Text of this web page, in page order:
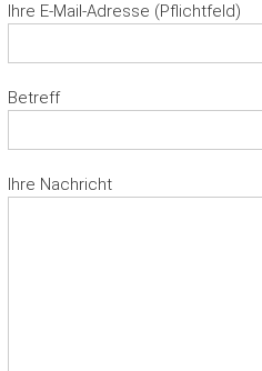
Ihre E-Mail-Adresse (Pflichtfeld)
Betreff
Ihre Nachricht